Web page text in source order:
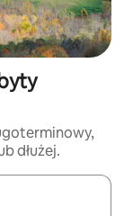
dłużej.
się po nich za